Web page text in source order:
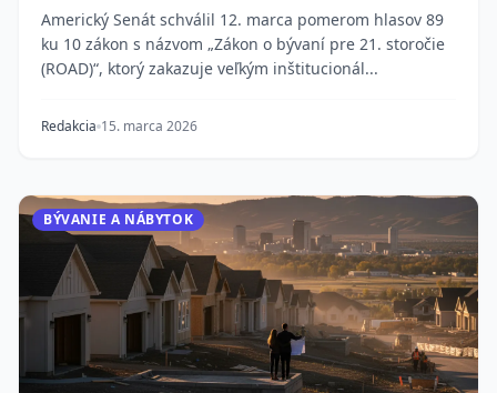
Americký Senát schválil 12. marca pomerom hlasov 89
ku 10 zákon s názvom „Zákon o bývaní pre 21. storočie
(ROAD)“, ktorý zakazuje veľkým inštitucionál...
Redakcia 15. marca 2026
BÝVANIE A NÁBYTOK